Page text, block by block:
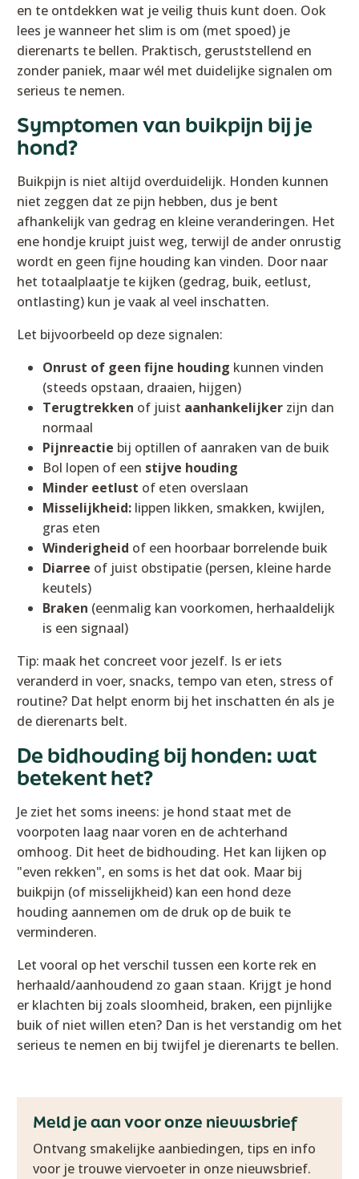
en te ontdekken wat je veilig thuis kunt doen. Ook
lees je wanneer het slim is om (met spoed) je
dierenarts te bellen. Praktisch, geruststellend en
zonder paniek, maar wél met duidelijke signalen om
serieus te nemen.
Symptomen van buikpijn bij je
hond?
Buikpijn is niet altijd overduidelijk. Honden kunnen
niet zeggen dat ze pijn hebben, dus je bent
afhankelijk van gedrag en kleine veranderingen. Het
ene hondje kruipt juist weg, terwijl de ander onrustig
wordt en geen fijne houding kan vinden. Door naar
het totaalplaatje te kijken (gedrag, buik, eetlust,
ontlasting) kun je vaak al veel inschatten.
Let bijvoorbeeld op deze signalen:
Onrust of geen fijne houding kunnen vinden
(steeds opstaan, draaien, hijgen)
Terugtrekken of juist aanhankelijker zijn dan
normaal
Pijnreactie bij optillen of aanraken van de buik
Bol lopen of een stijve houding
Minder eetlust of eten overslaan
Misselijkheid: lippen likken, smakken, kwijlen,
gras eten
Winderigheid of een hoorbaar borrelende buik
Diarree of juist obstipatie (persen, kleine harde
keutels)
Braken (eenmalig kan voorkomen, herhaaldelijk
is een signaal)
Tip: maak het concreet voor jezelf. Is er iets
veranderd in voer, snacks, tempo van eten, stress of
routine? Dat helpt enorm bij het inschatten én als je
de dierenarts belt.
De bidhouding bij honden: wat
betekent het?
Je ziet het soms ineens: je hond staat met de
voorpoten laag naar voren en de achterhand
omhoog. Dit heet de bidhouding. Het kan lijken op
"even rekken", en soms is het dat ook. Maar bij
buikpijn (of misselijkheid) kan een hond deze
houding aannemen om de druk op de buik te
verminderen.
Let vooral op het verschil tussen een korte rek en
herhaald/aanhoudend zo gaan staan. Krijgt je hond
er klachten bij zoals sloomheid, braken, een pijnlijke
buik of niet willen eten? Dan is het verstandig om het
serieus te nemen en bij twijfel je dierenarts te bellen.
Meld je aan voor onze nieuwsbrief
Ontvang smakelijke aanbiedingen, tips en info
voor je trouwe viervoeter in onze nieuwsbrief.